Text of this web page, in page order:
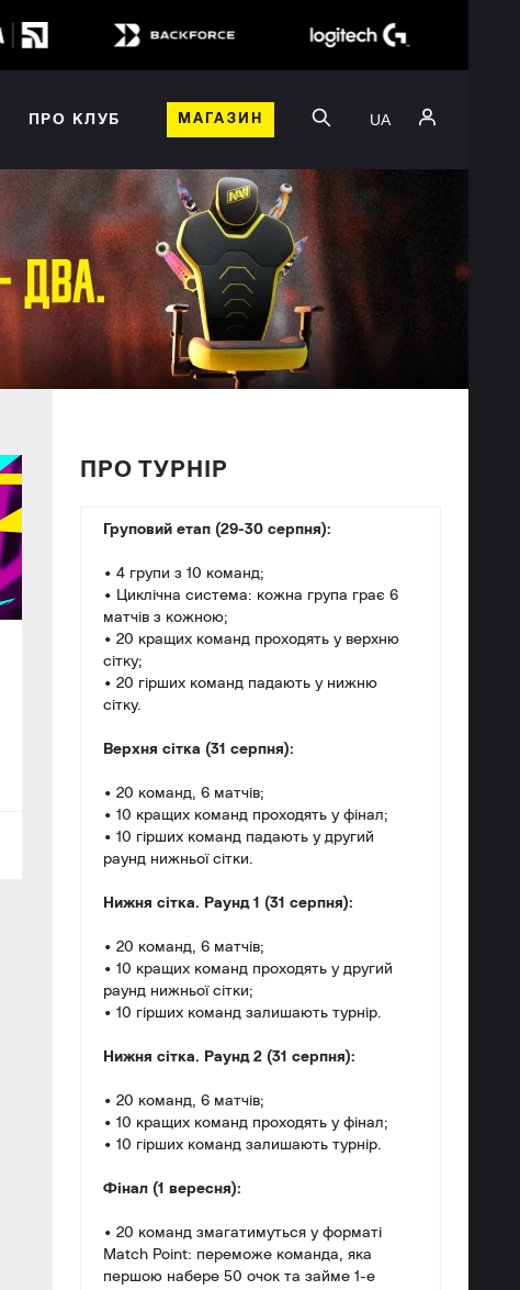
ПРО КЛУБ МАГАЗИН UA
ПРО ТУРНІР
Груповий етап (29-30 серпня):
• 4 групи з 10 команд;
• Циклічна система: кожна група грає 6
матчів з кожною;
• 20 кращих команд проходять у верхню
сітку;
• 20 гірших команд падають у нижню
сітку.
Верхня сітка (31 серпня):
• 20 команд, 6 матчів;
• 10 кращих команд проходять у фінал;
• 10 гірших команд падають у другий
раунд нижньої сітки.
Нижня сітка. Раунд 1 (31 серпня):
• 20 команд, 6 матчів;
• 10 кращих команд проходять у другий
раунд нижньої сітки;
• 10 гірших команд залишають турнір.
Нижня сітка. Раунд 2 (31 серпня):
• 20 команд, 6 матчів;
• 10 кращих команд проходять у фінал;
• 10 гірших команд залишають турнір.
Фінал (1 вересня):
• 20 команд змагатимуться у форматі
Match Point: переможе команда, яка
першою набере 50 очок та займе 1-е